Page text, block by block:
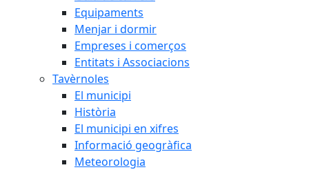
Equipaments
Menjar i dormir
Empreses i comerços
Entitats i Associacions
Tavèrnoles
El municipi
Història
El municipi en xifres
Informació geogràfica
Meteorologia